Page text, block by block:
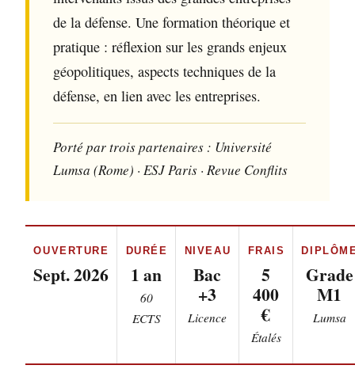
de la défense. Une formation théorique et
pratique : réflexion sur les grands enjeux
géopolitiques, aspects techniques de la
défense, en lien avec les entreprises.
Porté par trois partenaires : Université
Lumsa (Rome) · ESJ Paris · Revue Conflits
OUVERTURE
Sept. 2026
DURÉE
1 an
60
ECTS
NIVEAU
Bac
+3
Licence
FRAIS
5
400
€
Étalés
Grade
M1
Lumsa